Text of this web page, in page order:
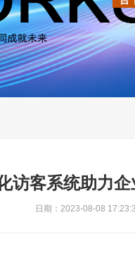
访客系统助力
日期：2023-08-08